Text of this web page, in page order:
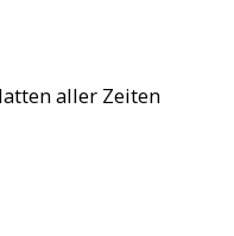
aller Zeiten